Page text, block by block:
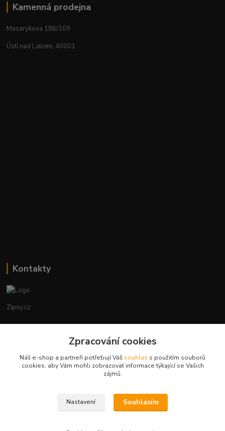
Kamenná prodejna
Masarykova 186/109
Ústí nad Labem, 40001
Kontakty
Zipsy.cz
+420774877333
obchod@zipsy.cz
Zpracování cookies
Náš e-shop a partneři potřebují Váš souhlas s použitím souborů
cookies, aby Vám mohli zobrazovat informace týkající se Vašich
zájmů.
Nastavení Souhlasím